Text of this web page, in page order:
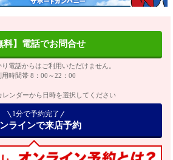
料】電話でお問合せ
電話からはご利用いただけません。
用時間帯 8：00～22：00
レンダーから日時を選択してください
1分で予約完了
ラインで来店予約